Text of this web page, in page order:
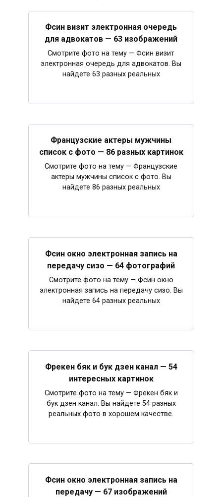
Фсин визит электронная очередь
для адвокатов — 63 изображений
Смотрите фото на тему — Фсин визит
электронная очередь для адвокатов. Вы
найдете 63 разных реальных
Французские актеры мужчины
список с фото — 86 разных картинок
Смотрите фото на тему — Французские
актеры мужчины список с фото. Вы
найдете 86 разных реальных
Фсин окно электронная запись на
передачу сизо — 64 фотографий
Смотрите фото на тему — Фсин окно
электронная запись на передачу сизо. Вы
найдете 64 разных реальных
Фрекен бяк и бук дзен канал — 54
интересных картинок
Смотрите фото на тему — Фрекен бяк и
бук дзен канал. Вы найдете 54 разных
реальных фото в хорошем качестве.
Фсин окно электронная запись на
передачу — 67 изображений